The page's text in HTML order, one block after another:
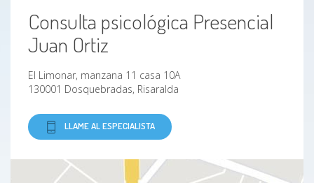
Consulta psicológica Presencial
Juan Ortiz
El Limonar, manzana 11 casa 10A
130001 Dosquebradas, Risaralda
LLAME AL ESPECIALISTA